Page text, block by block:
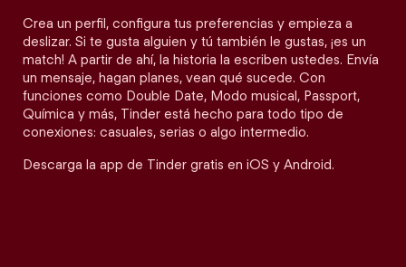
Crea un perfil, configura tus preferencias y empieza a
deslizar. Si te gusta alguien y tú también le gustas, ¡es un
match! A partir de ahí, la historia la escriben ustedes. Envía
un mensaje, hagan planes, vean qué sucede. Con
funciones como Double Date, Modo musical, Passport,
Química y más, Tinder está hecho para todo tipo de
conexiones: casuales, serias o algo intermedio.
Descarga la app de Tinder gratis en iOS y Android.